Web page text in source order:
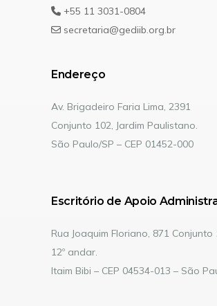
+55 11 3031-0804
secretaria@gediib.org.br
Endereço
Av. Brigadeiro Faria Lima, 2391
Conjunto 102, Jardim Paulistano.
São Paulo/SP – CEP 01452-000
Escritório de Apoio
Rua Joaquim Floriano, 871
12º andar.
Itaim Bibi – CEP 04534-013 – São